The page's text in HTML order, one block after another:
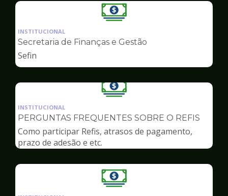
Ilustração
pagina
INSTITUCIONAL
Secretaria de Finanças e Gestão
Sefin
Ilustração
pagina
Finanças
INSTITUCIONAL
PERGUNTAS FREQUENTES SOBRE O REFIS
Como participar Refis, atrasos de pagamento,
prazo de adesão e etc.
Ilustração